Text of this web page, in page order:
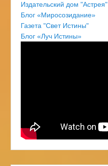
Издательский дом "Астрея"
Блог «Миросозидание»
Газета "Свет Истины"
Блог «Луч Истины»